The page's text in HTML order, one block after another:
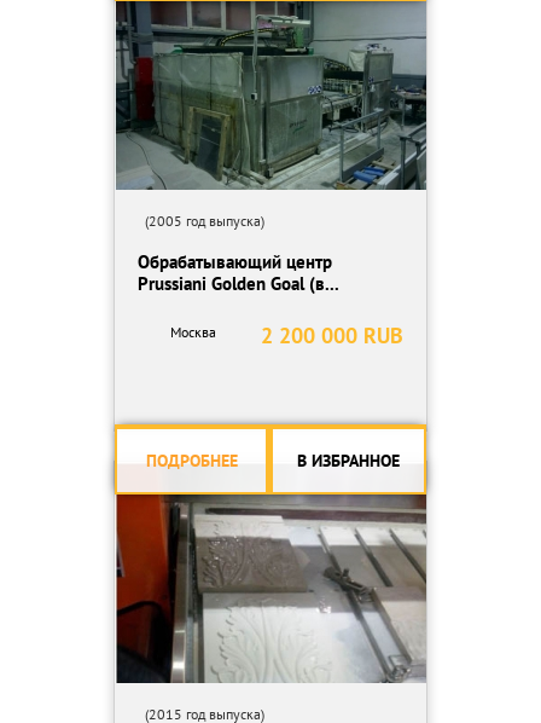
(2005 год выпуска)
Обрабатывающий центр
Prussiani Golden Goal (в...
2 200 000 RUB
Москва
ПОДРОБНЕЕ В ИЗБРАННОЕ
(2015 год выпуска)